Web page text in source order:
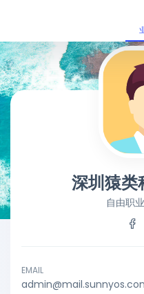
深圳猿类
自由职
EMAIL